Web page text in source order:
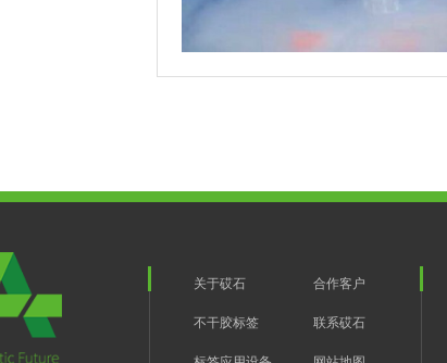
关于砹石 合作客户
不干胶标签 联系砹石